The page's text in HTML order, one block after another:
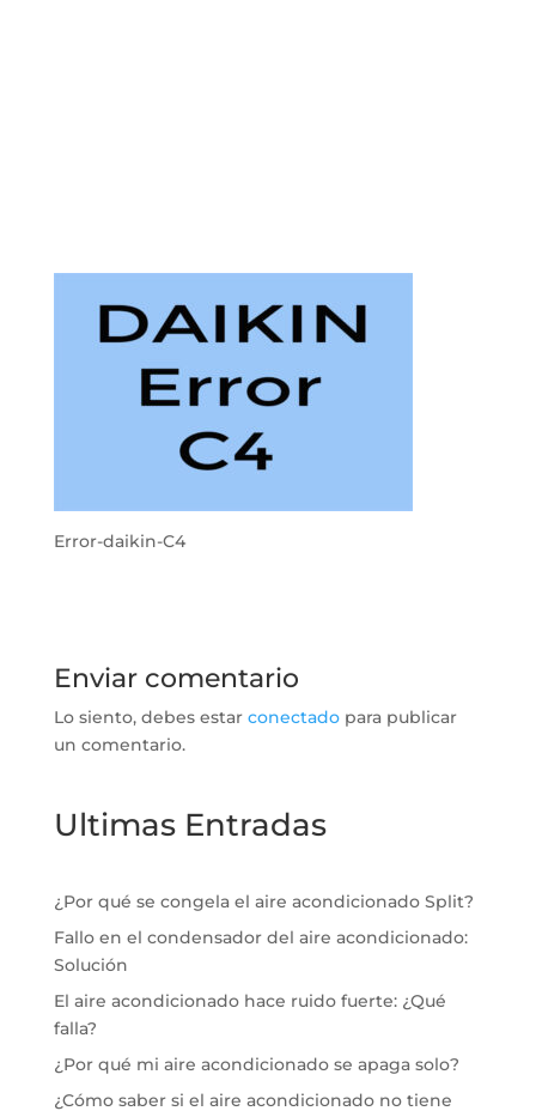
Error-daikin-C4
Enviar comentario
Lo siento, debes estar conectadopara publicar
un comentario.
Ultimas Entradas
¿Por qué se congela el aire acondicionado Split?
Fallo en el condensador del aire acondicionado:
Solución
El aire acondicionado hace ruido fuerte: ¿Qué
falla?
¿Por qué mi aire acondicionado se apaga solo?
¿Cómo saber si el aire acondicionado no tiene